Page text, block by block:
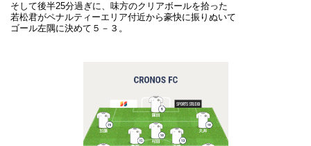
そして後半25分過ぎに、味方のクリアボールを拾った
若松君がペナルティーエリア付近から豪快に振りぬいて
ゴール左隅に決めて５－３。